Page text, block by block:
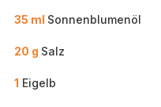
35 ml Sonnenblumenöl
20 g Salz
1 Eigelb